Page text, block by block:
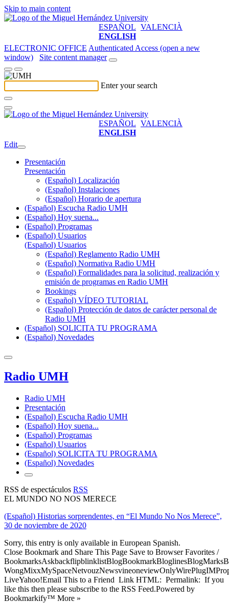
Skip to main content
ESPAÑOL VALENCIÀ
ENGLISH
ELECTRONIC OFFICE Authenticated Access (open a new
window)
Site content manager
Enter your search
ESPAÑOL VALENCIÀ
ENGLISH
Edit
Presentación
Presentación
(Español) Localización
(Español) Instalaciones
(Español) Horario de apertura
(Español) Escucha Radio UMH
(Español) Hoy suena...
(Español) Programas
(Español) Usuarios
(Español) Usuarios
(Español) Reglamento Radio UMH
(Español) Normativa Radio UMH
(Español) Formalidades para la solicitud, realización y
emisión de programas en Radio UMH
Bookings
(Español) VÍDEO TUTORIAL
(Español) Protección de datos de carácter personal de
Radio UMH
(Español) SOLICITA TU PROGRAMA
(Español) Novedades
Radio UMH
Radio UMH
Presentación
(Español) Escucha Radio UMH
(Español) Hoy suena...
(Español) Programas
(Español) Usuarios
(Español) SOLICITA TU PROGRAMA
(Español) Novedades
RSS de espectáculos RSS
EL MUNDO NO NOS MERECE
(Español) Historias sorprendentes, en “El Mundo No Nos Merece”,
30 de noviembre de 2020
Sorry, this entry is only available in European Spanish.
Close Bookmark and Share This Page Save to Browser Favorites /
LiveYahoo!Email This to a Friend Link HTML: Permalink: If you
like this then please subscribe to the RSS Feed.Powered by
Bookmarkify™ More »